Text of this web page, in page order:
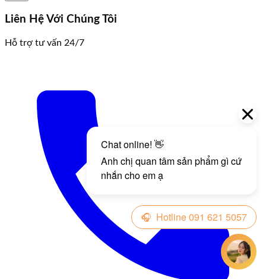
Liên Hệ Với Chúng Tôi
Hỗ trợ tư vấn 24/7